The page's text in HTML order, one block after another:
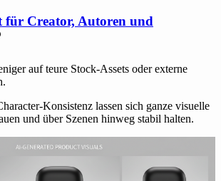
für Creator, Autoren und
auf teure Stock-Assets oder externe
Konsistenz lassen sich ganze visuelle
und über Szenen hinweg stabil halten.